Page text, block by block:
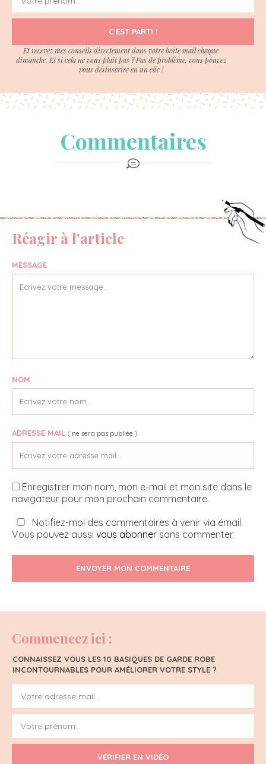
C'EST PARTI !
Et recevez mes conseils directement dans votre boite mail chaque
dimanche. Et si cela ne vous plait pas ? Pas de problème, vous pouvez
vous désinscrire en un clic !
Commentaires
Réagir à l'article
MESSAGE
NOM
ADRESSE MAIL ( ne sera pas publiée )
Enregistrer mon nom, mon e-mail et mon site dans le
navigateur pour mon prochain commentaire.
Notifiez-moi des commentaires à venir via émail.
Vous pouvez aussi vous abonner sans commenter.
ENVOYER MON COMMENTAIRE
Commencez ici :
CONNAISSEZ VOUS LES 10 BASIQUES DE GARDE ROBE
INCONTOURNABLES POUR AMÉLIORER VOTRE STYLE ?
VÉRIFIER EN VIDÉO